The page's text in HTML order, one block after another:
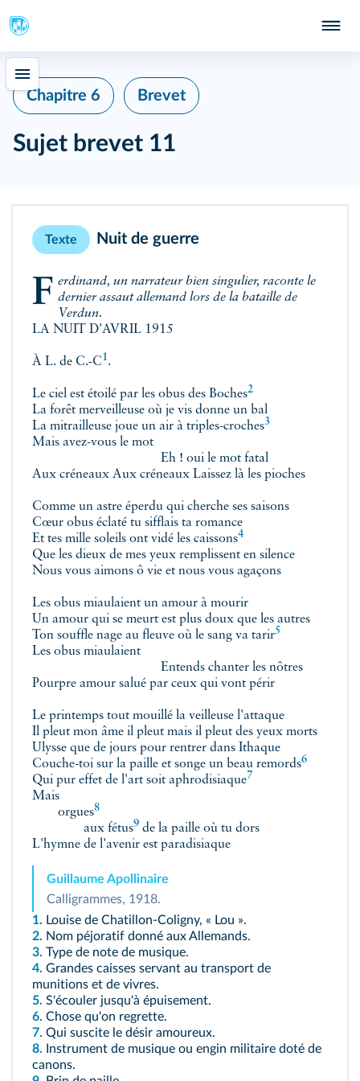
Chapitre 6 Brevet
Sujet brevet 11
Texte Nuit de guerre
Ferdinand, un narrateur bien singulier, raconte le dernier assaut allemand lors de la bataille de
Verdun.
LA NUIT D'AVRIL 1915
À L. de C.-C1.
Le ciel est étoilé par les obus des Boches2
La forêt merveilleuse où je vis donne un bal
La mitrailleuse joue un air à triples-croches3
Mais avez-vous le mot
Eh ! oui le mot fatal
Aux créneaux Aux créneaux Laissez là les pioches
Comme un astre éperdu qui cherche ses saisons
Cœur obus éclaté tu sifflais ta romance
Et tes mille soleils ont vidé les caissons4
Que les dieux de mes yeux remplissent en silence
Nous vous aimons ô vie et nous vous agaçons
Les obus miaulaient un amour à mourir
Un amour qui se meurt est plus doux que les autres
Ton souffle nage au fleuve où le sang va tarir5
Les obus miaulaient
Entends chanter les nôtres
Pourpre amour salué par ceux qui vont périr
Le printemps tout mouillé la veilleuse l'attaque
Il pleut mon âme il pleut mais il pleut des yeux morts
Ulysse que de jours pour rentrer dans Ithaque
Couche-toi sur la paille et songe un beau remords6
Qui pur effet de l'art soit aphrodisiaque7
Mais
orgues8
aux fétus9 de la paille où tu dors
L'hymne de l'avenir est paradisiaque
Guillaume Apollinaire
Calligrammes, 1918.
1. Louise de Chatillon-Coligny, « Lou ».
2. Nom péjoratif donné aux Allemands.
3. Type de note de musique.
4. Grandes caisses servant au transport de
munitions et de vivres.
5. S'écouler jusqu'à épuisement.
6. Chose qu'on regrette.
7. Qui suscite le désir amoureux.
8. Instrument de musique ou engin militaire doté de
canons.